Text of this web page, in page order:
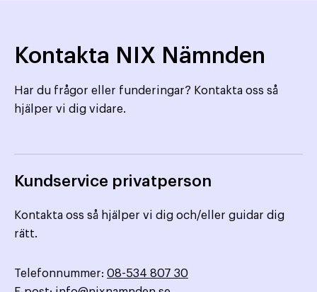
Kontakta NIX Nämnden
Har du frågor eller funderingar? Kontakta oss så
hjälper vi dig vidare.
Kundservice privatperson
Kontakta oss så hjälper vi dig och/eller guidar dig
rätt.
Telefonnummer: 08-534 807 30